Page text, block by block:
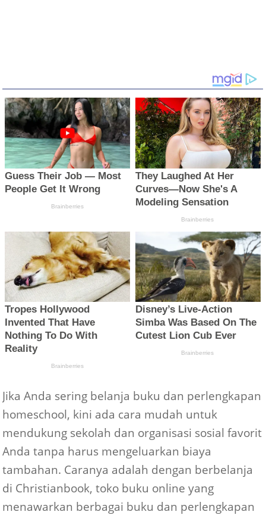
Jika Anda sering belanja buku dan perlengkapan
homeschool, kini ada cara mudah untuk
mendukung sekolah dan organisasi sosial favorit
Anda tanpa harus mengeluarkan biaya
tambahan. Caranya adalah dengan berbelanja
di Christianbook, toko buku online yang
menawarkan berbagai buku dan perlengkapan